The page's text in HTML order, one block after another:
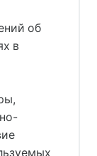
об
в